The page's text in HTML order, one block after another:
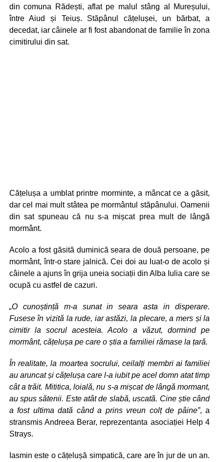
din comuna Rădești, aflat pe malul stâng al Mureșului,
între Aiud și Teiuș. Stăpânul cățelușei, un bărbat, a
decedat, iar câinele ar fi fost abandonat de familie în zona
cimitirului din sat.
Cățelușa a umblat printre morminte, a mâncat ce a găsit,
dar cel mai mult stâtea pe mormântul stăpânului. Oamenii
din sat spuneau că nu s-a mișcat prea mult de lângă
mormânt.
Acolo a fost găsită duminică seara de două persoane, pe
mormânt, într-o stare jalnică. Cei doi au luat-o de acolo și
câinele a ajuns în grija uneia sociații din Alba Iulia care se
ocupă cu astfel de cazuri.
„O cunoștință m-a sunat in seara asta in disperare.
Fusese în vizită la rude, iar astăzi, la plecare, a mers și la
cimitir la socrul acesteia. Acolo a văzut, dormind pe
mormânt, cățelușa pe care o știa a familiei rămase la țară.
În realitate, la moartea socrului, ceilalți membri ai familiei
au aruncat și cățelușa care l-a iubit pe acel domn atat timp
cât a trăit. Mititica, loială, nu s-a mișcat de lângă mormant,
au spus sătenii. Este atât de slabă, uscată. Cine știe când
a fost ultima dată când a prins vreun colț de pâine”, a
stransmis Andreea Berar, reprezentanta asociației Help 4
Strays.
Iasmin este o cățelușă simpatică, care are în jur de un an.